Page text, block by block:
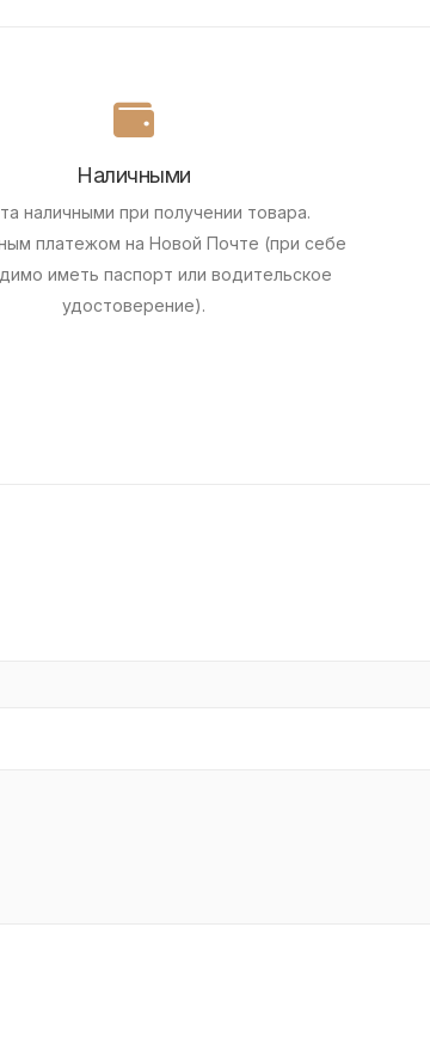
Наличными
наличными при получении товара.
платежом на Новой Почте (при себе
иметь паспорт или водительское
удостоверение).